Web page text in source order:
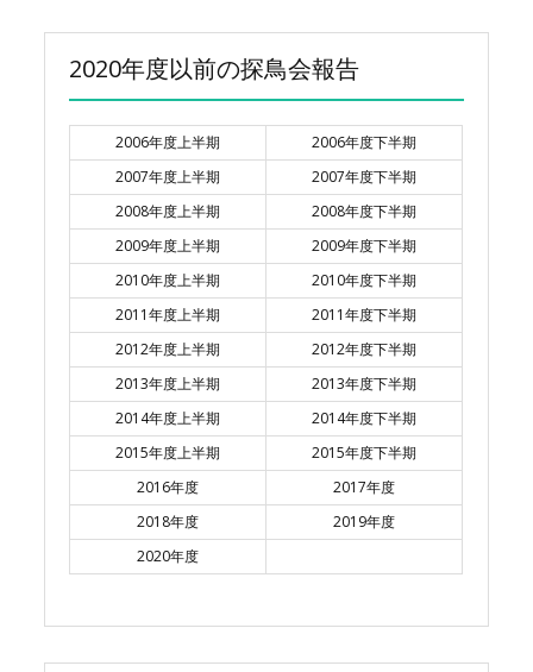
2020年度以前の探鳥会報告
2006年度上半期
2006年度下半期
2007年度上半期
2007年度下半期
2008年度上半期
2008年度下半期
2009年度上半期
2009年度下半期
2010年度上半期
2010年度下半期
2011年度上半期
2011年度下半期
2012年度上半期
2012年度下半期
2013年度上半期
2013年度下半期
2014年度上半期
2014年度下半期
2015年度上半期
2015年度下半期
2016年度
2017年度
2018年度
2019年度
2020年度